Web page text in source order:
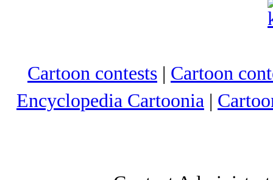
Cartoon contests | Cartoon
Encyclopedia Cartoonia |